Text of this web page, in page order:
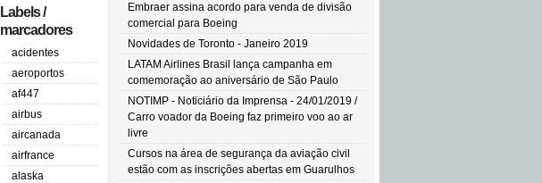
Labels /
marcadores
acidentes
aeroportos
af447
airbus
aircanada
airfrance
alaska
Embraer assina acordo para venda de divisão
comercial para Boeing
Novidades de Toronto - Janeiro 2019
LATAM Airlines Brasil lança campanha em
comemoração ao aniversário de São Paulo
NOTIMP - Noticiário da Imprensa - 24/01/2019 /
Carro voador da Boeing faz primeiro voo ao ar
livre
Cursos na área de segurança da aviação civil
estão com as inscrições abertas em Guarulhos